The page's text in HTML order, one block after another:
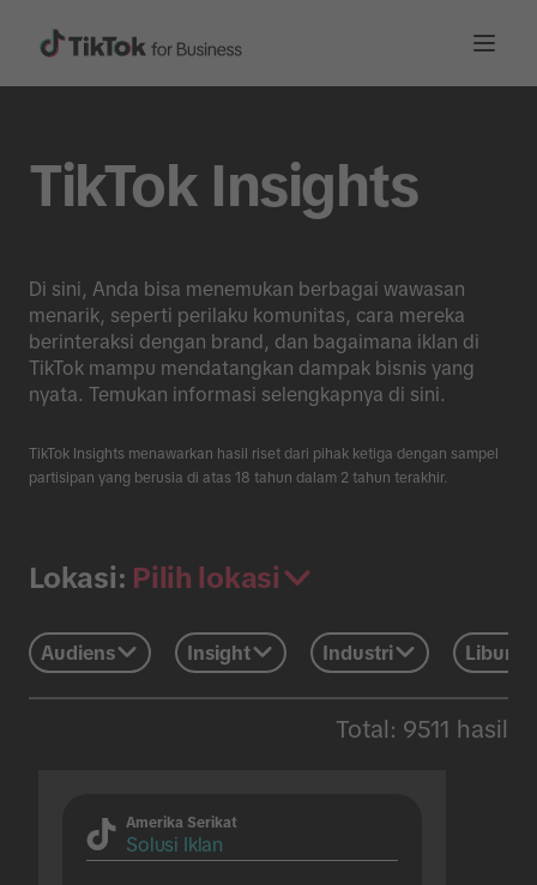
TikTok Insights
Di sini, Anda bisa menemukan berbagai wawasan
menarik, seperti perilaku komunitas, cara mereka
berinteraksi dengan brand, dan bagaimana iklan di
TikTok mampu mendatangkan dampak bisnis yang
nyata. Temukan informasi selengkapnya di sini.
TikTok Insights menawarkan hasil riset dari pihak ketiga dengan sampel
partisipan yang berusia di atas 18 tahun dalam 2 tahun terakhir.
Lokasi: Pilih lokasi
Audiens Insight Industri
Total: 9511 hasil
Amerika Serikat
Solusi Iklan